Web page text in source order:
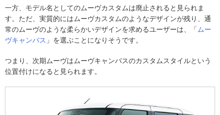
一方、モデル名としてのムーヴカスタムは廃止されると見られま
す。ただ、実質的にはムーヴカスタムのようなデザインが残り、通
常のムーヴのような柔らかいデザインを求めるユーザーは、「ムー
ヴキャンバス 」を選ぶことになりそうです。
つまり、次期ムーヴはムーヴキャンバスのカスタムスタイルという
位置付けになると見られます。